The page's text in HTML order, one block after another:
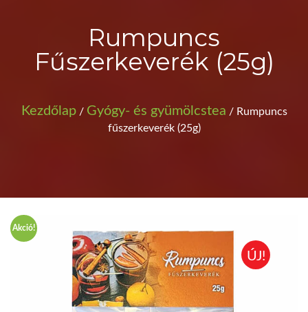
Rumpuncs
Fűszerkeverék (25g)
Kezdőlap/ Gyógy- és gyümölcstea / Rumpuncs
fűszerkeverék (25g)
Akció!
ÚJ!